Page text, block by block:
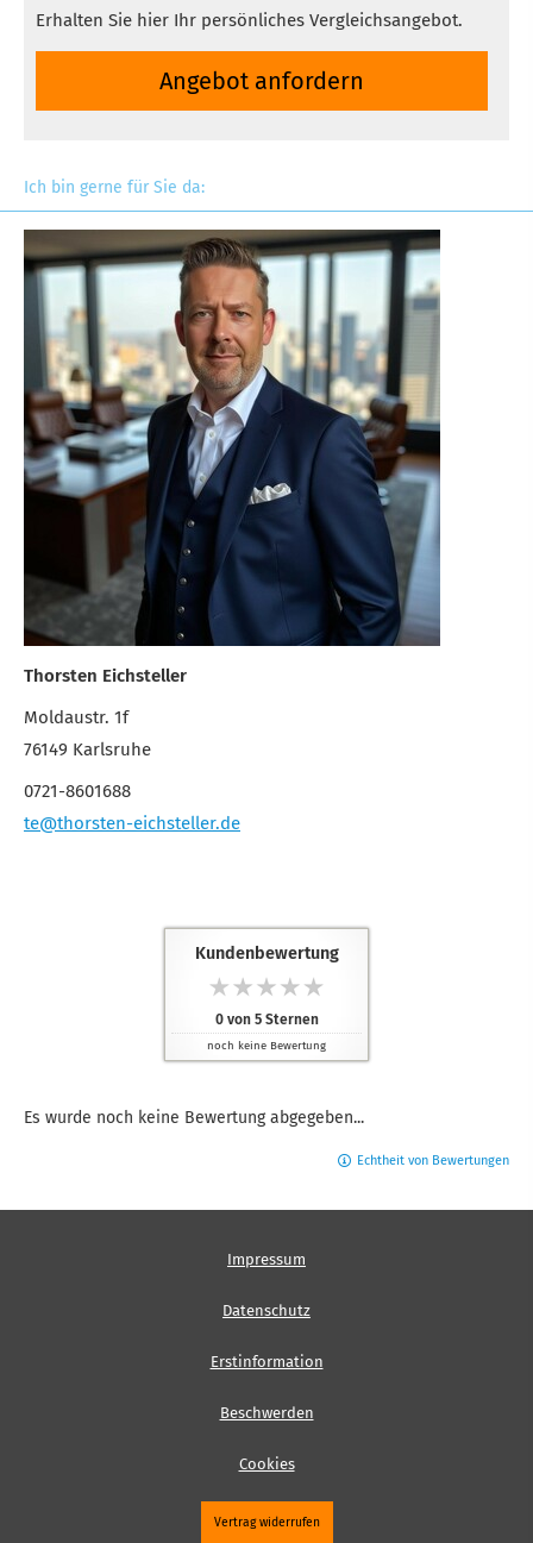
Erhalten Sie hier Ihr persönliches Vergleichsangebot.
An­ge­bot an­for­dern
Ich bin gerne für Sie da:
Thorsten Eichsteller
Moldaustr. 1f
76149 Karlsruhe
0721-8601688
te@thorsten-eichsteller.de
Kundenbewertung
0von 5Sternen
noch keine Bewertung
Es wurde noch keine Bewertung abgegeben...
Echtheit von Bewertungen
Impressum
Datenschutz
Erstinformation
Beschwerden
Cookies
Vertrag widerrufen